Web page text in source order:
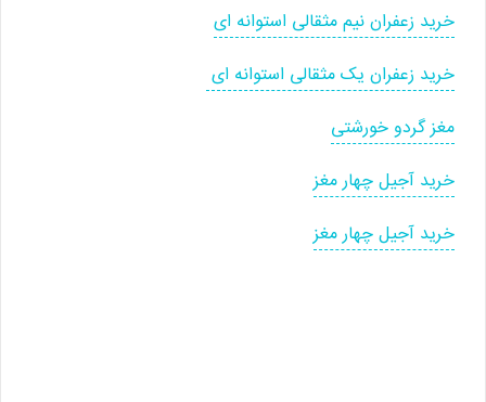
خرید زعفران نیم مثقالی استوانه ای
خرید زعفران یک مثقالی استوانه ای
مغز گردو خورشتی
خرید آجیل چهار مغز
خرید آجیل چهار مغز